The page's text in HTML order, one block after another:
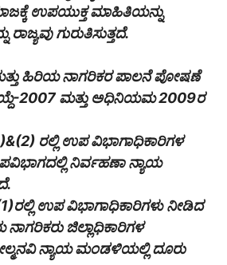
ಉಪಯುಕ್ತ ಮಾಹಿತಿಯನ್ನು
ರಾಜ್ಯವು ಗುರುತಿಸುತ್ತದೆ.
ಹಿರಿಯ ನಾಗರಿಕರ ಪಾಲನೆ ಪೋಷಣೆ
2007 ಮತ್ತು ಅಧಿನಿಯಮ 2009ರ
ರಲ್ಲಿ ಉಪ ವಿಭಾಗಾಧಿಕಾರಿಗಳ
ನಿರ್ವಹಣಾ ನ್ಯಾಯ
ಉಪ ವಿಭಾಗಾಧಿಕಾರಿಗಳು ನೀಡಿದ
ಜಿಲ್ಲಾಧಿಕಾರಿಗಳ
ನ್ಯಾಯ ಮಂಡಳಿಯಲ್ಲಿ ದೂರು